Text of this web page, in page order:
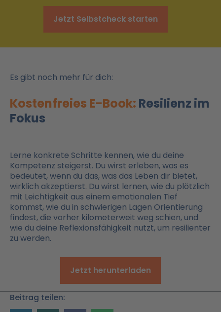
Jetzt Selbstcheck starten
Es gibt noch mehr für dich:
Kostenfreies E-Book: Resilienz im
Fokus
Lerne konkrete Schritte kennen, wie du deine
Kompetenz steigerst. Du wirst erleben, was es
bedeutet, wenn du das, was das Leben dir bietet,
wirklich akzeptierst. Du wirst lernen, wie du plötzlich
mit Leichtigkeit aus einem emotionalen Tief
kommst, wie du in schwierigen Lagen Orientierung
findest, die vorher kilometerweit weg schien, und
wie du deine Reflexionsfähigkeit nutzt, um resilienter
zu werden.
Jetzt herunterladen
Beitrag teilen: